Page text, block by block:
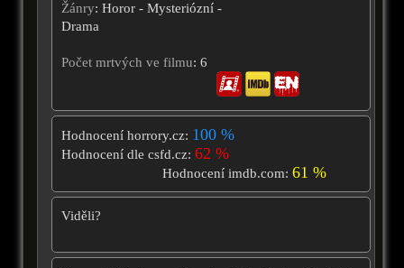
Žánry: Horor - Mysteriózní -
Drama
Počet mrtvých ve filmu: 6
Hodnocení horrory.cz: 100 %
Hodnocení dle csfd.cz: 62 %
Hodnocení imdb.com:61 %
Viděli?